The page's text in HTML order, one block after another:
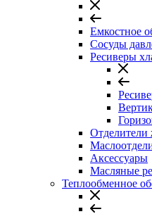
Емкостное
Сосуды
Ресиверы
Отделители
Аксессуары
Масляные
Теплообменное